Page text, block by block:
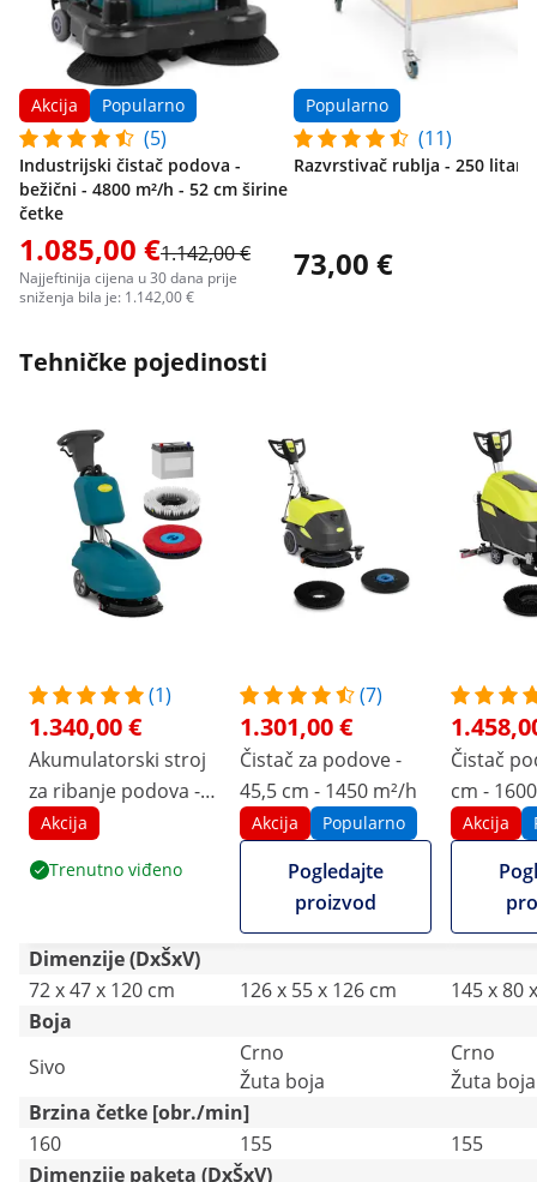
Akcija Popularno
(5)
Industrijski čistač podova -
bežični - 4800 m²/h - 52 cm širine
četke
1.085,00 €1.142,00 €
Najjeftinija cijena u 30 dana prije
sniženja bila je: 1.142,00 €
Popularno
(11)
Razvrstivač rublja - 250 litara
73,00 €
Tehničke pojedinosti
(1)
1.340,00 €
Akumulatorski stroj
za ribanje podova -
35 cm - 1500 m²/h -
Akcija
Trenutno viđeno
(7)
1.301,00 €
Čistač za podove -
45,5 cm - 1450 m²/h
Akcija Popularno
Pogledajte
proizvod
Čistač
cm -
Akcija
Dimenzije (DxŠxV)
72 x 47 x 120 cm
126 x 55 x 126 cm
145 x 80
Boja
Sivo
Crno
Žuta boja
Crno
Žuta boja
Brzina četke [obr./min]
160
155
155
Dimenzije paketa (DxŠxV)